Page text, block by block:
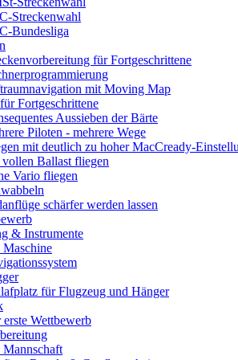
Streckenwahl
Bundesliga
für Fortgeschrittene
mit Moving Map
Fortgeschrittene
Aussieben der Bärte
Piloten - mehrere Wege
mit deutlich zu hoher MacCready-
Ballast fliegen
Vario fliegen
schärfer werden lassen
& Instrumente
für Flugzeug und Hänger
erste Wettbewerb